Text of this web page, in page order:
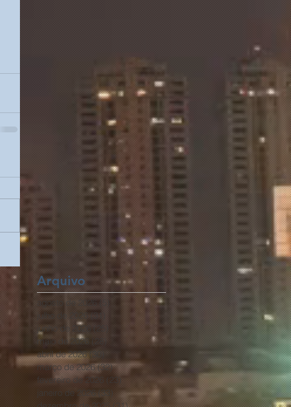
Arquivo
agosto de 2026
julho de 2026
(31)
junho de 2026
maio de 2026
abril de 2026 (30)
março de 2026 (32)32 posts
fevereiro de 2026
(23)
janeiro de 2026 (33) 33 posts